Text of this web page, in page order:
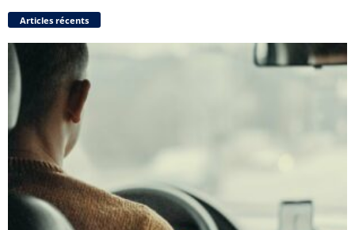
Articles récents